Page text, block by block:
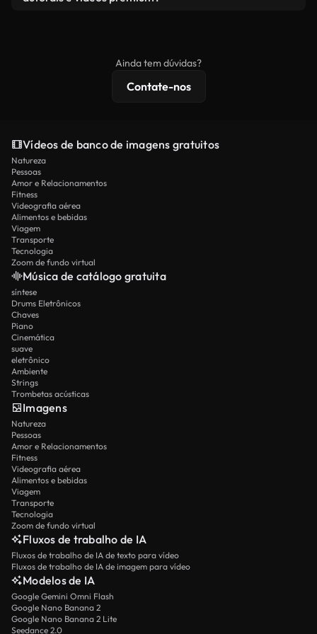
licenciamento estendidas.
Ainda tem dúvidas?
Contate-nos
Vídeos de banco de imagens gratuitos
Natureza
Pessoas
Amor e Relacionamentos
Fitness
Videografia aérea
Alimentos e bebidas
Viagem
Transporte
Tecnologia
Zoom de fundo virtual
Música de catálogo gratuita
síntese
Drums Eletrônicos
Chaves
Piano
Cinemática
suave
eletrônico
Ambiente
Strings
Trombetas acústicas
Imagens
Natureza
Pessoas
Amor e Relacionamentos
Fitness
Videografia aérea
Alimentos e bebidas
Viagem
Transporte
Tecnologia
Zoom de fundo virtual
Fluxos de trabalho de IA
Fluxos de trabalho de IA de texto para vídeo
Fluxos de trabalho de IA de imagem para vídeo
Modelos de IA
Google Gemini Omni Flash
Google Nano Banana 2
Google Nano Banana 2 Lite
Seedance 2.0